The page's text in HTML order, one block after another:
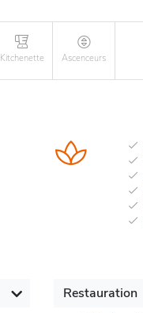
Kitchenette Ascenceurs
Restauration